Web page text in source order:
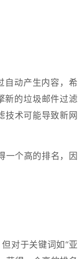
自动产生内容，希
新的垃圾邮件过滤
技术可能导致新网
一个高的排名，因
对于关键词如“亚